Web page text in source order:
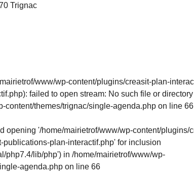
Trignac
www/wp-content/plugins/creasit-plan-
failed to open stream: No such file or
content/themes/trignac/single-agenda.php on line 66
opening '/home/mairietrof/www/wp-content/plugins/
publications-plan-interactif.php' for inclusion
php7.4/lib/php') in /home/mairietrof/www/wp-
agenda.php on line 66